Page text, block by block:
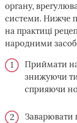
органу,
системи. Нижче
на практиці
народними
Приймати
знижуючи
сприяючи
Заварювати